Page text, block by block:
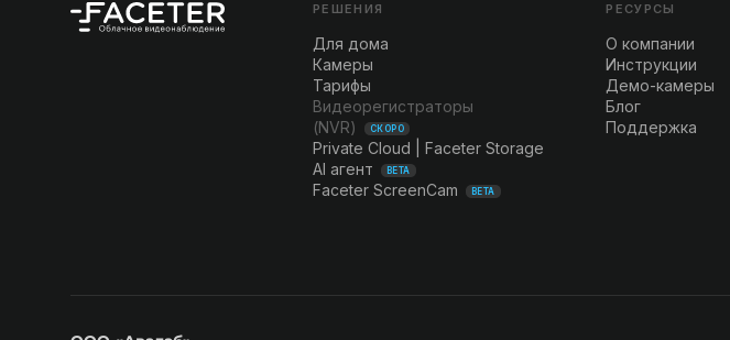
РЕШЕНИЯ
Для дома
Камеры
Тарифы
Видеорегистраторы
(NVR)
СКОРО
Private Cloud | Faceter Storage
AI агент
BETA
Faceter ScreenCam BETA
РЕСУРСЫ
О компании
Инструкции
Демо-камеры
Блог
Поддержка